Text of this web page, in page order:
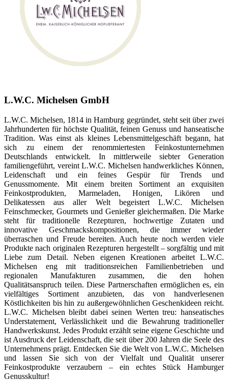
L.W.C. Michelsen GmbH
L.W.C. Michelsen, 1814 in Hamburg gegründet, steht seit über zwei
Jahrhunderten für höchste Qualität, feinen Genuss und hanseatische
Tradition. Was einst als kleines Lebensmittelgeschäft begann, hat
sich zu einem der renommiertesten Feinkostunternehmen
Deutschlands entwickelt. In mittlerweile siebter Generation
familiengeführt, vereint L.W.C. Michelsen handwerkliches Können,
Leidenschaft und ein feines Gespür für Trends und
Genussmomente. Mit einem breiten Sortiment an exquisiten
Feinkostprodukten, Marmeladen, Honigen, Likören und
Delikatessen aus aller Welt begeistert L.W.C. Michelsen
Feinschmecker, Gourmets und Genießer gleichermaßen. Die Marke
steht für traditionelle Rezepturen, hochwertige Zutaten und
innovative Geschmackskompositionen, die immer wieder
überraschen und Freude bereiten. Auch heute noch werden viele
Produkte nach originalen Rezepturen hergestellt – sorgfältig und mit
Liebe zum Detail. Neben eigenen Kreationen arbeitet L.W.C.
Michelsen eng mit traditionsreichen Familienbetrieben und
regionalen Manufakturen zusammen, die den hohen
Qualitätsanspruch teilen. Diese Partnerschaften ermöglichen es, ein
vielfältiges Sortiment anzubieten, das von handverlesenen
Köstlichkeiten bis hin zu außergewöhnlichen Geschenkideen reicht.
L.W.C. Michelsen bleibt dabei seinen Werten treu: hanseatisches
Understatement, Verlässlichkeit und die Bewahrung traditioneller
Handwerkskunst. Jedes Produkt erzählt seine eigene Geschichte und
ist Ausdruck der Leidenschaft, die seit über 200 Jahren die Seele des
Unternehmens prägt. Entdecken Sie die Welt von L.W.C. Michelsen
und lassen Sie sich von der Vielfalt und Qualität unserer
Feinkostprodukte verzaubern – ein echtes Stück Hamburger
Genusskultur!